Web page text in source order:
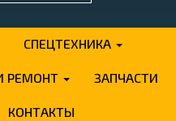
СПЕЦТЕХНИКА
РЕМОНТ ЗАПЧАСТИ
КОНТАКТЫ